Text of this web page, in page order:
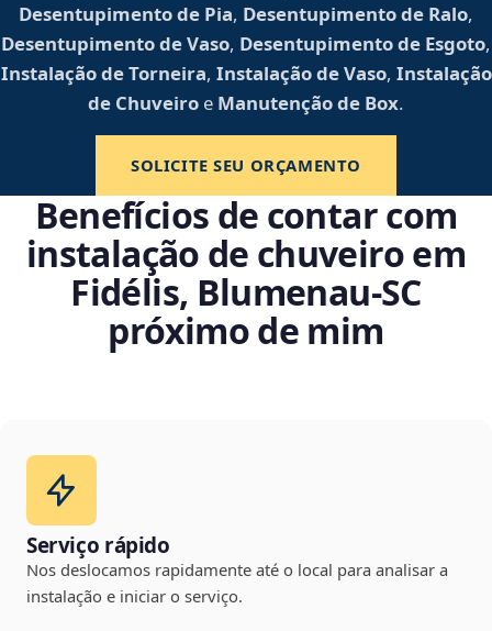
Desentupimento de Pia, Desentupimento de Ralo,
Desentupimento de Vaso, Desentupimento de Esgoto,
Instalação de Torneira, Instalação de Vaso, Instalação
de Chuveiro e Manutenção de Box.
SOLICITE SEU ORÇAMENTO
Benefícios de contar com
instalação de chuveiro em
Fidélis, Blumenau‑SC
próximo de mim
Serviço rápido
Nos deslocamos rapidamente até o local para analisar a
instalação e iniciar o serviço.